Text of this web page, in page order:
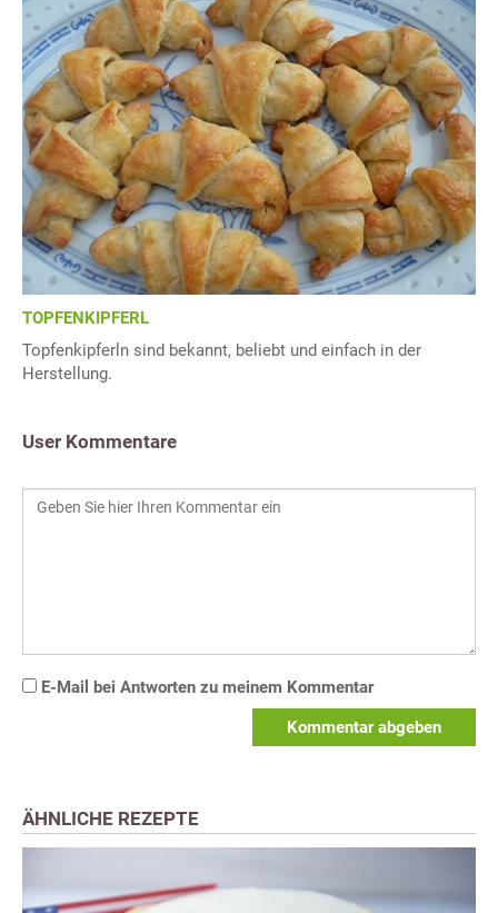
TOPFENKIPFERL
Topfenkipferln sind bekannt, beliebt und einfach in der
Herstellung.
User Kommentare
E-Mail bei Antworten zu meinem Kommentar
Kommentar abgeben
ÄHNLICHE REZEPTE